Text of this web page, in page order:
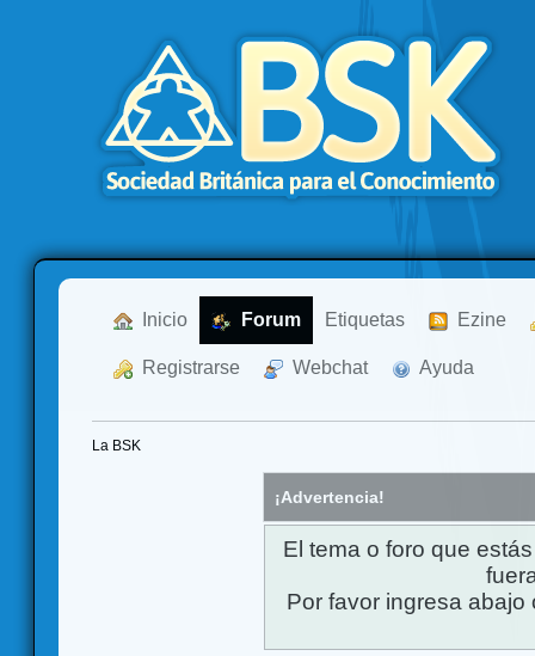
Inicio Forum Etiquetas Ezine
Registrarse Webchat Ayuda
La BSK
¡Advertencia!
El tema o foro que
Por favor ingresa